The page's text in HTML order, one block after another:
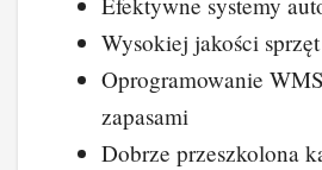
Wysokiej jakości
Oprogramowanie
zapasami
Dobrze przeszkolona